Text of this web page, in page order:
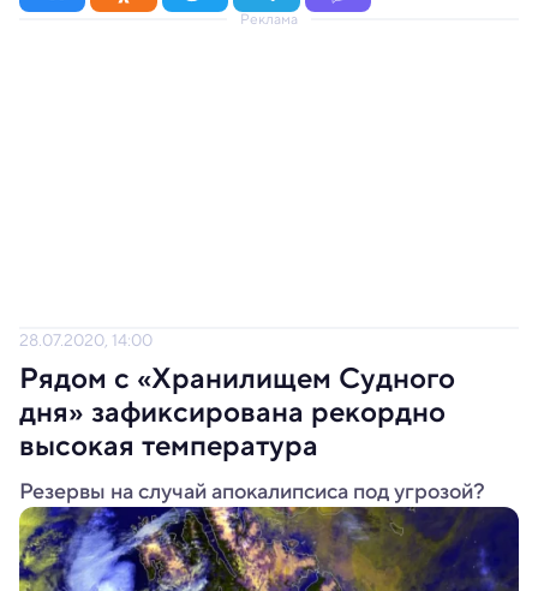
Реклама
28.07.2020, 14:00
Рядом с «Хранилищем Судного
дня» зафиксирована рекордно
высокая температура
Резервы на случай апокалипсиса под угрозой?